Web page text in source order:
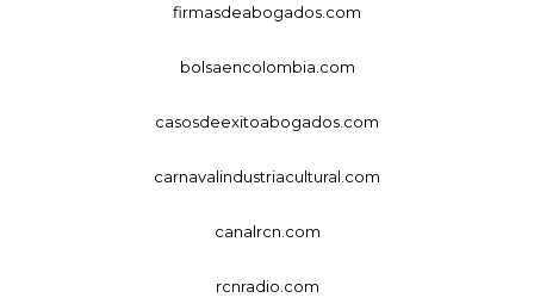
firmasdeabogados.com
bolsaencolombia.com
casosdeexitoabogados.com
carnavalindustriacultural.com
canalrcn.com
rcnradio.com